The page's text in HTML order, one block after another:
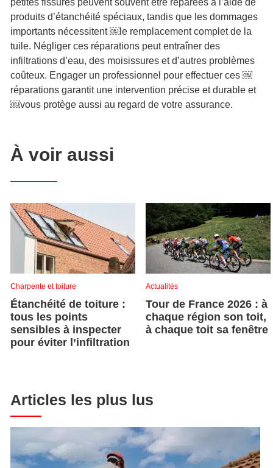
petites fissures peuvent souvent être réparées à l’aide de
produits d’étanchéité spéciaux, tandis que les dommages
importants nécessitent￼ le remplacement complet de la
tuile. Négliger ces réparations peut entraîner des
infiltrations d’eau, des moisissures et d’autres problèmes
coûteux. Engager un professionnel pour effectuer ces ￼
réparations garantit une intervention précise et durable et
￼vous protège aussi au regard de votre assurance.
À voir aussi
Charpente et toiture
Étanchéité de toiture :
tous les points
sensibles à inspecter
pour éviter l’infiltration
Actualités
Tour de France 2026 : à
chaque région son toit,
à chaque toit sa fenêtre
Articles les plus lus